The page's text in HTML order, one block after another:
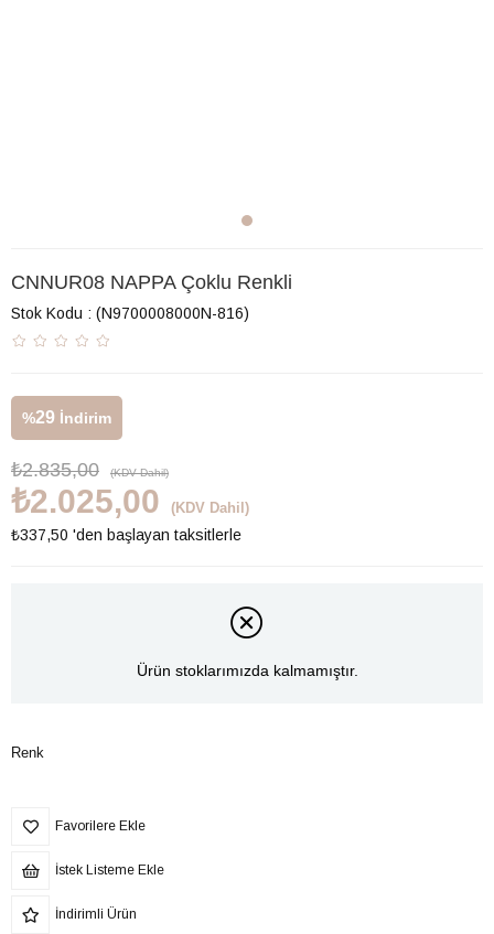
CNNUR08 NAPPA Çoklu Renkli
Stok Kodu (N9700008000N-816)
%29 İndirim
₺2.835,00 (KDV Dahil)
₺2.025,00 (KDV Dahil)
₺337,50 'den başlayan taksitlerle
Ürün stoklarımızda kalmamıştır.
Renk
Favorilere Ekle
İstek Listeme Ekle
İndirimli Ürün